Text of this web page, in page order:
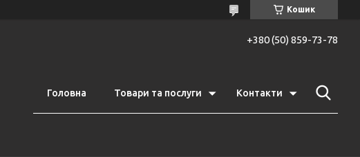
Кошик
+380 (50) 859-73-78
Головна Товари та послуги Контакти